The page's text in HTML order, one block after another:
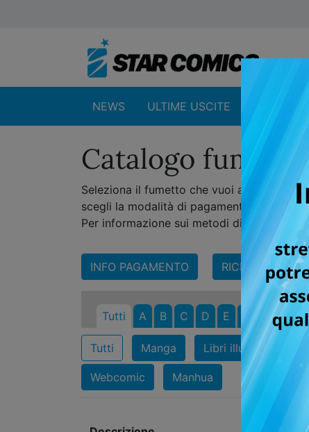
NEWS ULTIME USCITE
Catalogo fumetti
Seleziona il fumetto che vuoi acquistare,
scegli la modalità di pagamento.
Per informazione sui metodi di pagamento
INFO PAGAMENTO RICERCA
Tutti A B C D E F G H I
Tutti Manga Libri illustrazioni
Webcomic Manhua